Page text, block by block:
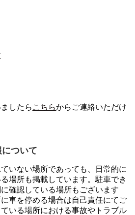
したら こちらからご連絡いただけ
ついて
いない場所であっても、日常的に
場所も掲載しています。駐車でき
確認している場所もございます
車を停める場合は自己責任にてご
いる場所における事故やトラブル